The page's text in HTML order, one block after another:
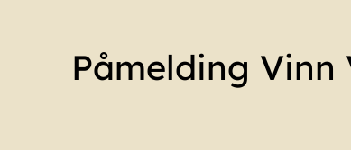
Påmelding